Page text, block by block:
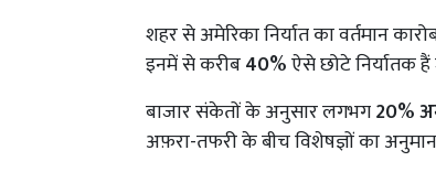
शहर से अमेरिका निर्यात का वर्तमान
इनमें से करीब40%ऐसे छोटे निर्यातक हैं
बाजार संकेतों के अनुसार लगभग20%
अफ़रा-तफरी के बीच विशेषज्ञों का